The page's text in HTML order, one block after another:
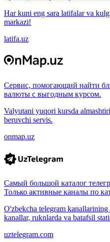
Har kuni eng sara latifalar va
markazi!
latifa.uz
Сервис, помогающий найти
валюты с выгодным курсом.
Valyutani yuqori kursda
beruvchi servis.
onmap.uz
Самый большой каталог
Только активные каналы по
O'zbekcha telegram
kanallar, ruknlarda va batafsil
uztelegram.com